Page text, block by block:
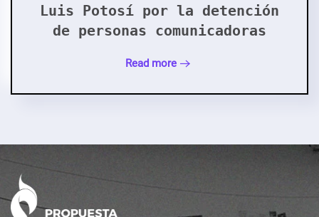
Luis Potosí por la detención
de personas comunicadoras
Read more